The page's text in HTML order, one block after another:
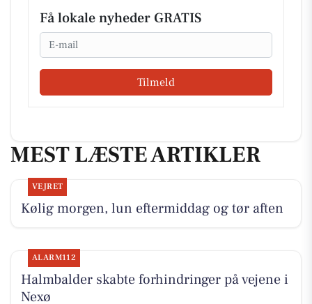
Få lokale nyheder GRATIS
Email
Tilmeld
MEST LÆSTE ARTIKLER
VEJRET
Kølig morgen, lun eftermiddag og tør aften
ALARM112
Halmbalder skabte forhindringer på vejene i
Nexø